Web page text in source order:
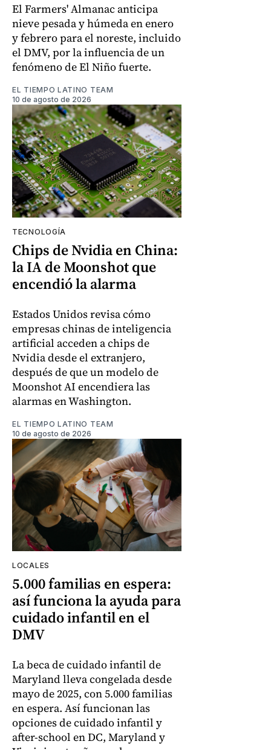
El Farmers' Almanac anticipa
nieve pesada y húmeda en enero
y febrero para el noreste, incluido
el DMV, por la influencia de un
fenómeno de El Niño fuerte.
EL TIEMPO LATINO TEAM
10 de agosto de 2026
TECNOLOGÍA
Chips de Nvidia en China:
la IA de Moonshot que
encendió la alarma
Estados Unidos revisa cómo
empresas chinas de inteligencia
artificial acceden a chips de
Nvidia desde el extranjero,
después de que un modelo de
Moonshot AI encendiera las
alarmas en Washington.
EL TIEMPO LATINO TEAM
10 de agosto de 2026
LOCALES
5.000 familias en espera:
así funciona la ayuda para
cuidado infantil en el
DMV
La beca de cuidado infantil de
Maryland lleva congelada desde
mayo de 2025, con 5.000 familias
en espera. Así funcionan las
opciones de cuidado infantil y
after-school en DC, Maryland y